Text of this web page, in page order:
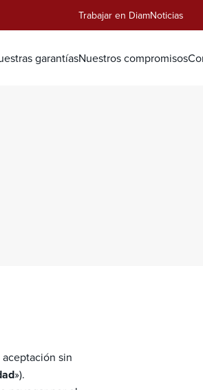
Trabajar en DiamNoticias
garantíasNuestros compromisos
sin
»).